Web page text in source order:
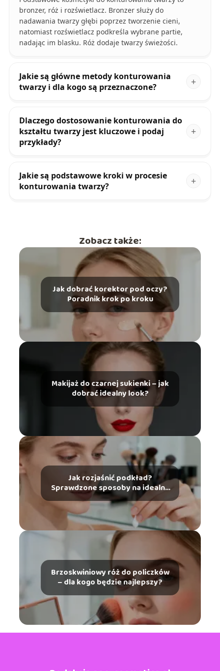
bronzer, róż i rozświetlacz. Bronzer służy do
nadawania twarzy głębi poprzez tworzenie cieni,
natomiast rozświetlacz podkreśla wybrane partie,
nadając im blasku. Róż dodaje twarzy świeżości.
Jakie są główne metody konturowania
twarzy i dla kogo są przeznaczone?
Dlaczego dostosowanie konturowania do
kształtu twarzy jest kluczowe i podaj
przykłady?
Jakie są podstawowe kroki w procesie
konturowania twarzy?
Zobacz także:
Jak dobrać korektor pod oczy?
Poradnik krok po kroku
Makijaż do czarnej sukienki – jak
dobrać idealny look?
Jak rozjaśnić podkład?
Sprawdzone sposoby na idealny
odcień
Brzoskwiniowy róż do policzków
– dla kogo będzie najlepszy?